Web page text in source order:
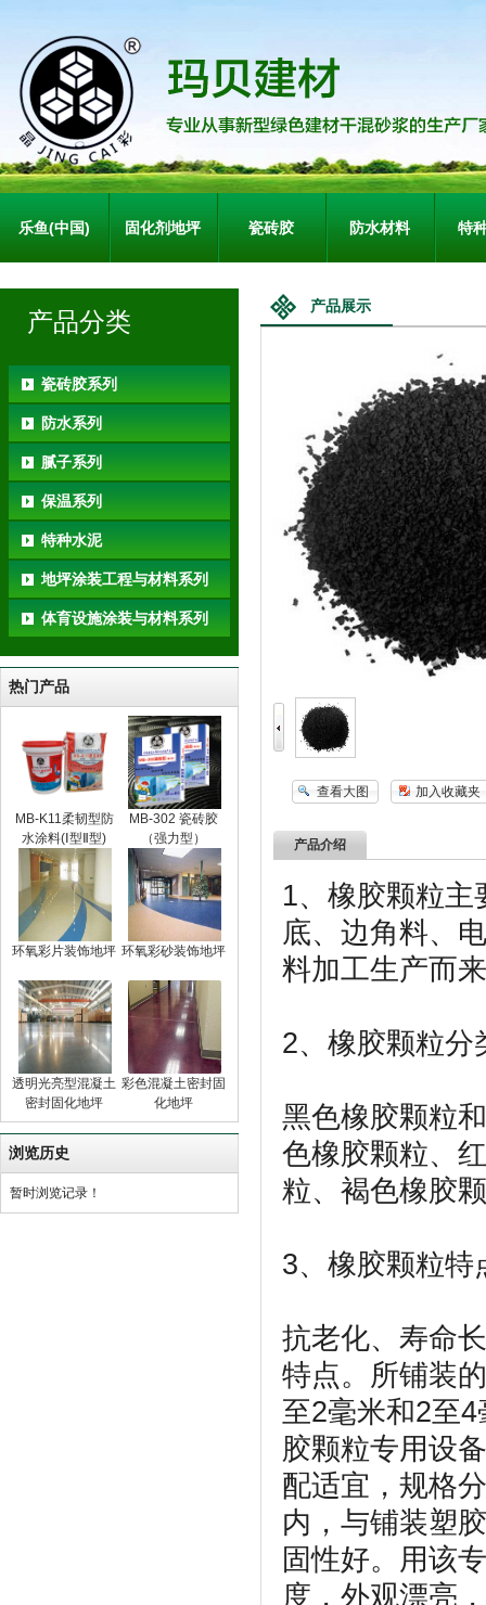
乐鱼(中国) 固化剂地坪 瓷砖胶 防水材料 特
产品分类
瓷砖胶系列
防水系列
腻子系列
保温系列
特种水泥
地坪涂装工程与材料系列
体育设施涂装与材料系列
热门产品
MB-K11柔韧型防
水涂料(Ⅰ型Ⅱ型)
MB-302 瓷砖胶
（强力型）
环氧彩片装饰地坪 环氧彩砂装饰地坪
透明光亮型混凝土
密封固化地坪
彩色混凝土密封固
化地坪
浏览历史
暂时浏览记录！
产品展示
查看大图 加入收藏夹
产品介绍
1、橡胶颗粒主
底、边角料、
料加工生产而
2、橡胶颗粒分
黑色橡胶颗粒
色橡胶颗粒、
粒、褐色橡胶
3、橡胶颗粒特
抗老化、寿命
特点。所铺装
至2毫米和2至
胶颗粒专用设
配适宜，规格
内，与铺装塑
固性好。用该
度，外观漂亮